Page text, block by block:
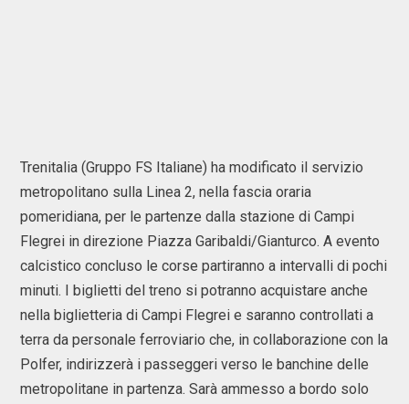
Trenitalia (Gruppo FS Italiane) ha modificato il servizio
metropolitano sulla Linea 2, nella fascia oraria
pomeridiana, per le partenze dalla stazione di Campi
Flegrei in direzione Piazza Garibaldi/Gianturco. A evento
calcistico concluso le corse partiranno a intervalli di pochi
minuti. I biglietti del treno si potranno acquistare anche
nella biglietteria di Campi Flegrei e saranno controllati a
terra da personale ferroviario che, in collaborazione con la
Polfer, indirizzerà i passeggeri verso le banchine delle
metropolitane in partenza. Sarà ammesso a bordo solo